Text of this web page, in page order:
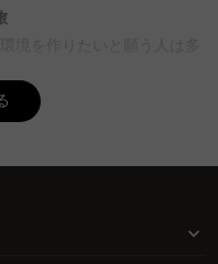
の要素が快適な睡眠をサポ
豊富な品揃えがあるため、
証がついているため安心し
つけることができます。